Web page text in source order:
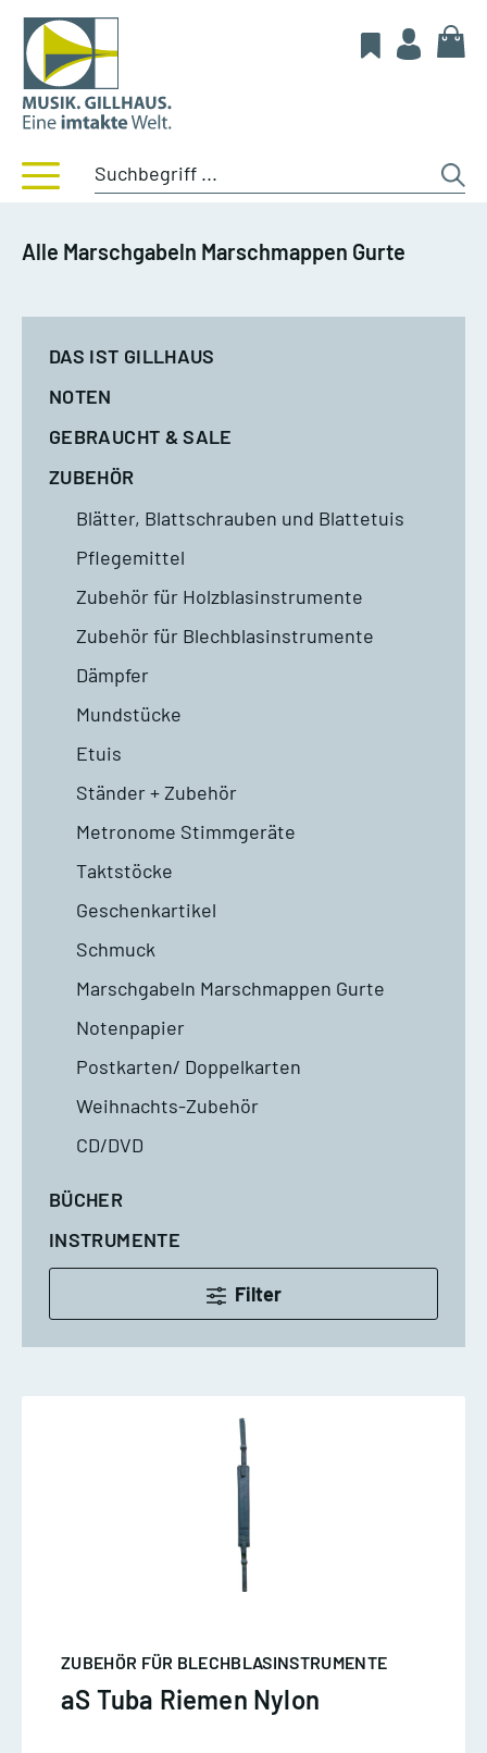
Alle Marschgabeln Marschmappen Gurte
DAS IST GILLHAUS
NOTEN
GEBRAUCHT & SALE
ZUBEHÖR
Blätter, Blattschrauben und Blattetuis
Pflegemittel
Zubehör für Holzblasinstrumente
Zubehör für Blechblasinstrumente
Dämpfer
Mundstücke
Etuis
Ständer + Zubehör
Metronome Stimmgeräte
Taktstöcke
Geschenkartikel
Schmuck
Marschgabeln Marschmappen Gurte
Notenpapier
Postkarten/ Doppelkarten
Weihnachts-Zubehör
CD/DVD
BÜCHER
INSTRUMENTE
Filter
ZUBEHÖR FÜR BLECHBLASINSTRUMENTE
aS Tuba Riemen Nylon